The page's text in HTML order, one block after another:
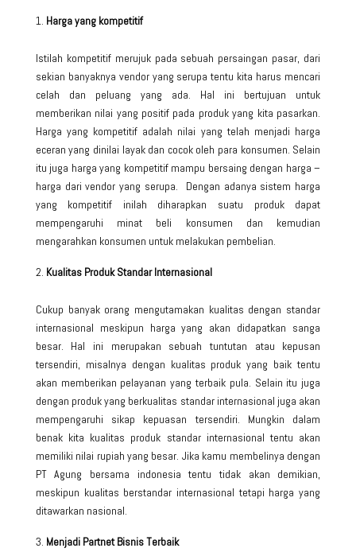
Harga yang kompetitif
Istilah kompetitif merujuk pada sebuah persaingan pasar, dari
sekian banyaknya vendor yang serupa tentu kita harus mencari
celah dan peluang yang ada. Hal ini bertujuan untuk
memberikan nilai yang positif pada produk yang kita pasarkan.
Harga yang kompetitif adalah nilai yang telah menjadi harga
eceran yang dinilai layak dan cocok oleh para konsumen. Selain
itu juga harga yang kompetitif mampu bersaing dengan harga –
harga dari vendor yang serupa. Dengan adanya sistem harga
yang kompetitif inilah diharapkan suatu produk dapat
mempengaruhi minat beli konsumen dan kemudian
mengarahkan konsumen untuk melakukan pembelian.
Kualitas Produk Standar Internasional
Cukup banyak orang mengutamakan kualitas dengan standar
internasional meskipun harga yang akan didapatkan sanga
besar. Hal ini merupakan sebuah tuntutan atau kepusan
tersendiri, misalnya dengan kualitas produk yang baik tentu
akan memberikan pelayanan yang terbaik pula. Selain itu juga
dengan produk yang berkualitas standar internasional juga akan
mempengaruhi sikap kepuasan tersendiri. Mungkin dalam
benak kita kualitas produk standar internasional tentu akan
memiliki nilai rupiah yang besar. Jika kamu membelinya dengan
PT Agung bersama indonesia tentu tidak akan demikian,
meskipun kualitas berstandar internasional tetapi harga yang
ditawarkan nasional.
Menjadi Partnet Bisnis Terbaik